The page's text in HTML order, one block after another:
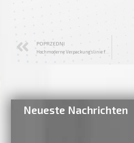
POPRZEDNI
Neueste Nachrichten